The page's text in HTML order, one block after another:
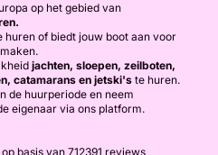
op het gebied van
huren of biedt jouw boot aan voor
jachten, sloepen, zeilboten,
catamarans en jetski's te huren.
de huurperiode en neem
eigenaar via ons platform.
basis van 712391 reviews